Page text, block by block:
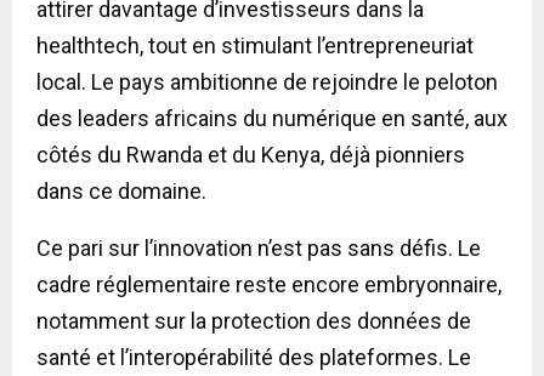
attirer davantage d’investisseurs dans la
healthtech, tout en stimulant l’entrepreneuriat
local. Le pays ambitionne de rejoindre le peloton
des leaders africains du numérique en santé, aux
côtés du Rwanda et du Kenya, déjà pionniers
dans ce domaine.
Ce pari sur l’innovation n’est pas sans défis. Le
cadre réglementaire reste encore embryonnaire,
notamment sur la protection des données de
santé et l’interopérabilité des plateformes. Le